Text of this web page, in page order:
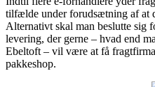
tilfælde under forudsætning af at
Alternativt skal man beslutte sig
levering, der gerne – hvad end
Ebeltoft – vil være at få
pakkeshop.